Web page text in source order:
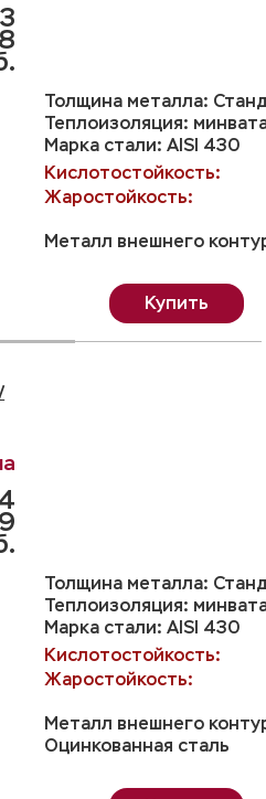
Толщина металла:
Теплоизоляция:
Марка стали: AISI 430
Кислотостойкость:
Жаростойкость:
Металл внешнего
3
Купить
Толщина металла:
Теплоизоляция:
Марка стали: AISI 430
Кислотостойкость:
Жаростойкость:
Металл внешнего
Оцинкованная сталь